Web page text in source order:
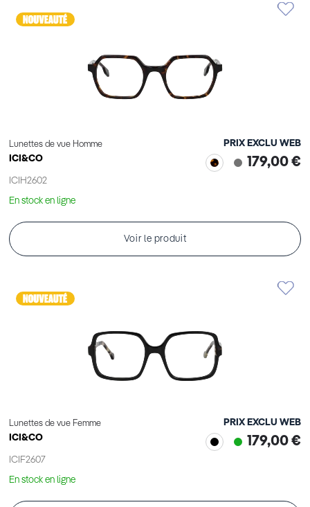
Lunettes de vue Homme
ICI&CO
ICIH2602
PRIX EXCLU WEB
179,00 €
En stock en ligne
Voir le produit
Lunettes de vue Femme
ICI&CO
ICIF2607
PRIX EXCLU WEB
179,00 €
En stock en ligne